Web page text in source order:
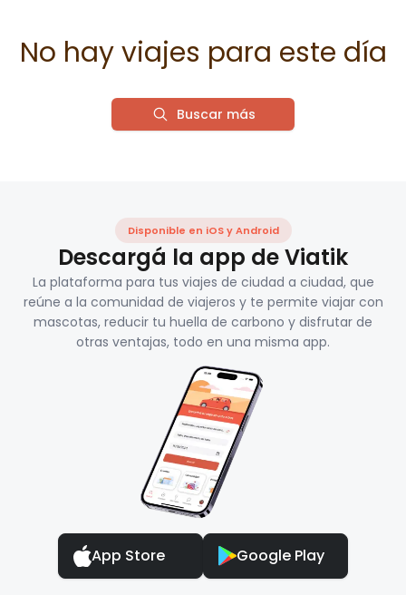
No hay viajes para este día
Buscar más
Disponible en iOS y Android
Descargá la app de Viatik
La plataforma para tus viajes de ciudad a ciudad, que
reúne a la comunidad de viajeros y te permite viajar con
mascotas, reducir tu huella de carbono y disfrutar de
otras ventajas, todo en una misma app.
App Store Google Play